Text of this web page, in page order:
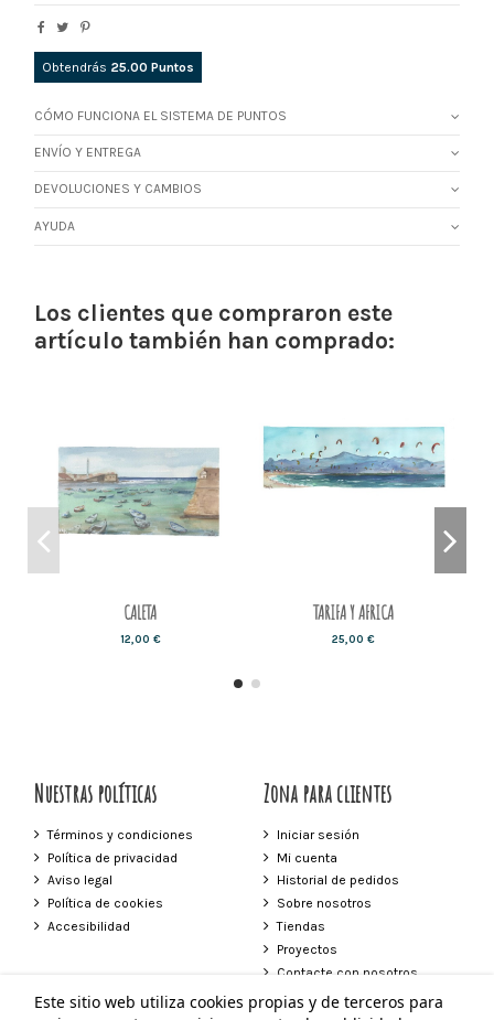
Obtendrás 25.00 Puntos
CÓMO FUNCIONA EL SISTEMA DE PUNTOS
ENVÍO Y ENTREGA
DEVOLUCIONES Y CAMBIOS
AYUDA
Los clientes que compraron este
artículo también han comprado:
CALETA
12,00 €
TARIFA Y AFRICA
25,00 €
Nuestras políticas
Términos y condiciones
Política de privacidad
Aviso legal
Política de cookies
Accesibilidad
Zona para clientes
Iniciar sesión
Mi cuenta
Historial de pedidos
Sobre nosotros
Tiendas
Proyectos
Contacte con nosotros
Contacto
Este sitio web utiliza cookies propias y de terceros para